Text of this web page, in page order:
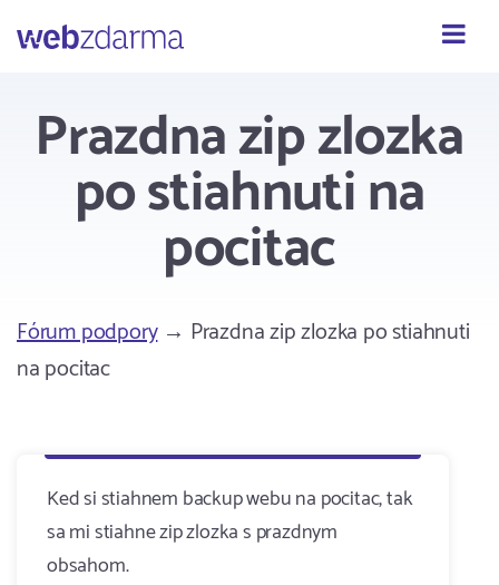
Webzdarma
Prazdna zip zlozka
po stiahnuti na
pocitac
Fórum podpory→ Prazdna zip zlozka po stiahnuti
na pocitac
Ked si stiahnem backup webu na pocitac, tak
sa mi stiahne zip zlozka s prazdnym
obsahom.